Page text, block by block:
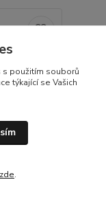
s použitím souborů
týkající se Vašich
zde.